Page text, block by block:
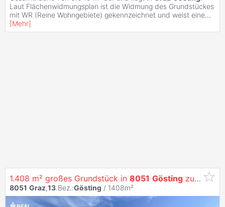
Laut Flächenwidmungsplan ist die Widmung des Grundstückes
mit WR (Reine Wohngebiete) gekennzeichnet und weist eine...
[Mehr]
1.408 m² großes Grundstück in 8051 Gösting zu verkaufen
8051 Graz,13.Bez.:Gösting / 1408m²